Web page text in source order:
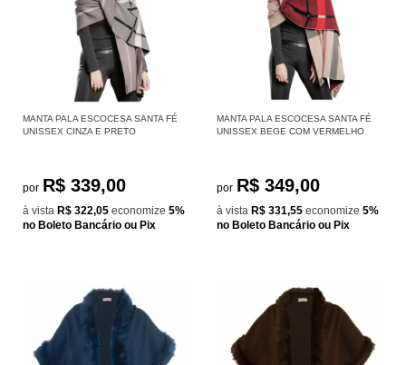
MANTA PALA ESCOCESA SANTA FÉ
UNISSEX CINZA E PRETO
por R$ 339,00
à vista R$ 322,05 economize 5%
no Boleto Bancário ou Pix
MANTA PALA ESCOCESA SANTA FÉ
UNISSEX BEGE COM VERMELHO
por R$ 349,00
à vista R$ 331,55 economize 5%
no Boleto Bancário ou Pix